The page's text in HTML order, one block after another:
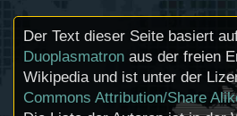
Der Text dieser Seite basiert
Duoplasmatron aus der freien
Wikipedia und ist unter der
Commons Attribution/Share